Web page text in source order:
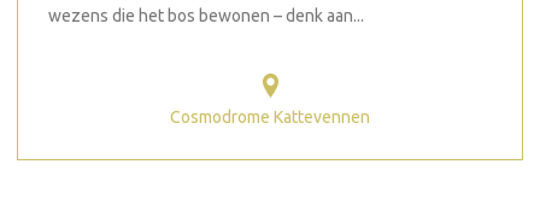
wezens die het bos bewonen – denk aan...
Cosmodrome Kattevennen